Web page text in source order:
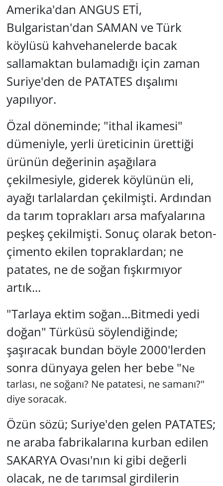
Amerika'dan ANGUS ETİ,
Bulgaristan'dan SAMAN ve Türk
köylüsü kahvehanelerde bacak
sallamaktan bulamadığı için zaman
Suriye'den de PATATES dışalımı
yapılıyor.
Özal döneminde; "ithal ikamesi"
dümeniyle, yerli üreticinin ürettiği
ürünün değerinin aşağılara
çekilmesiyle, giderek köylünün eli,
ayağı tarlalardan çekilmişti. Ardından
da tarım toprakları arsa mafyalarına
peşkeş çekilmişti. Sonuç olarak beton-
çimento ekilen topraklardan; ne
patates, ne de soğan fışkırmıyor
artık...
"Tarlaya ektim soğan...Bitmedi yedi
doğan" Türküsü söylendiğinde;
şaşıracak bundan böyle 2000'lerden
sonra dünyaya gelen her bebe "Ne
tarlası, ne soğanı? Ne patatesi, ne samanı?"
diye soracak.
Özün sözü; Suriye'den gelen PATATES;
ne araba fabrikalarına kurban edilen
SAKARYA Ovası'nın ki gibi değerli
olacak, ne de tarımsal girdilerin